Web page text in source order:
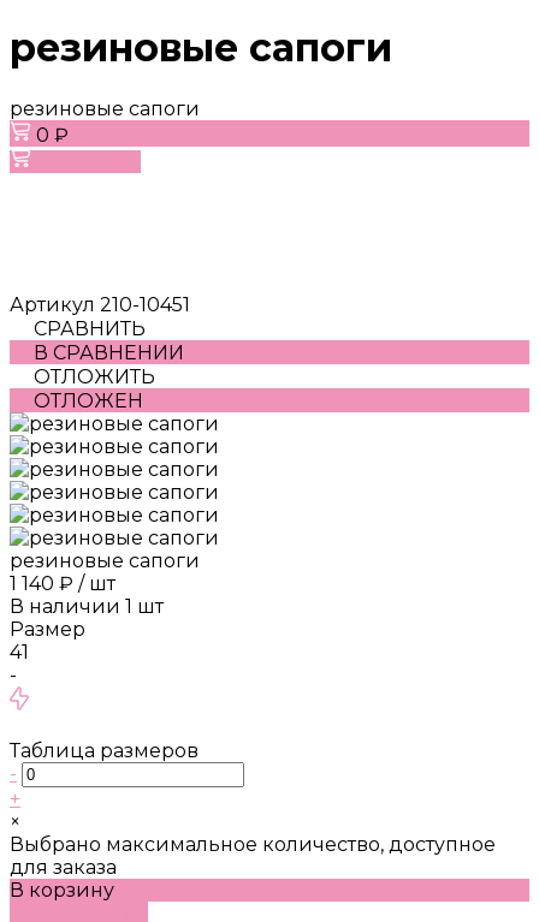
резиновые сапоги
резиновые сапоги
0 ₽
Артикул 210-10451
СРАВНИТЬ
В СРАВНЕНИИ
ОТЛОЖИТЬ
ОТЛОЖЕН
резиновые сапоги
1 140 ₽ / шт
В наличии 1 шт
Размер
41
-
Таблица размеров
-
+
×
Выбрано максимальное количество, доступное
для заказа
В корзину